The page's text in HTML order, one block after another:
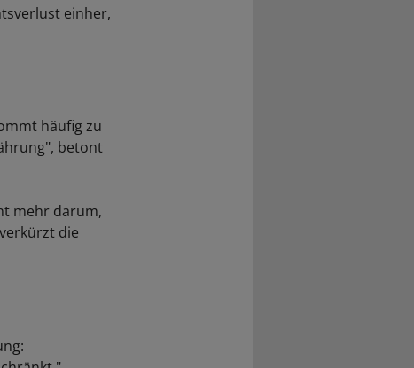
einher,
häufig zu
betont
mehr darum,
die